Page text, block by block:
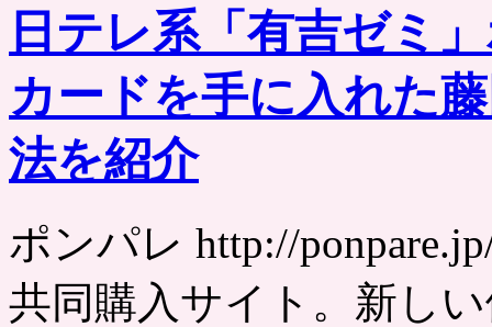
日テレ系「有吉ゼミ
カードを手に入れた
法を紹介
ポンパレ http://
共同購入サイト。新し